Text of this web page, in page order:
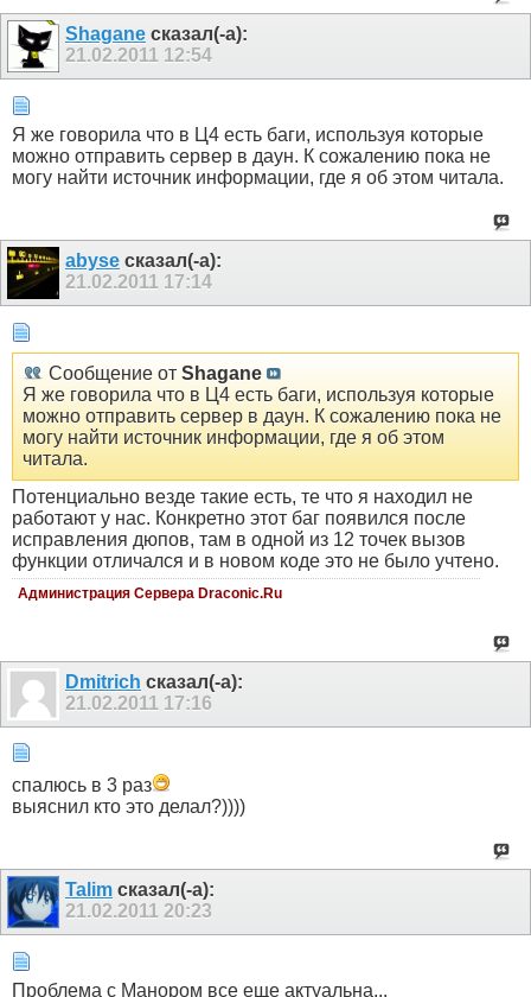
Shagane сказал(-а):
21.02.2011 12:54
Я же говорила что в Ц4 есть баги, используя которые
можно отправить сервер в даун. К сожалению пока не
могу найти источник информации, где я об этом читала.
abyse сказал(-а):
21.02.2011 17:14
Сообщение от Shagane
Я же говорила что в Ц4 есть баги, используя которые
можно отправить сервер в даун. К сожалению пока не
могу найти источник информации, где я об этом
читала.
Потенциально везде такие есть, те что я находил не
работают у нас. Конкретно этот баг появился после
исправления дюпов, там в одной из 12 точек вызов
функции отличался и в новом коде это не было учтено.
Администрация Сервера Draconic.Ru
Dmitrich сказал(-а):
21.02.2011 17:16
спалюсь в 3 раз
выяснил кто это делал?))))
Talim сказал(-а):
21.02.2011 20:23
Проблема с Манором все еще актуальна...